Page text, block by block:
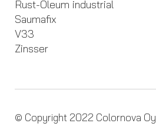
Rust-Oleum industrial
Saumafix
V33
Zinsser
© Copyright 2022 Colornova Oy